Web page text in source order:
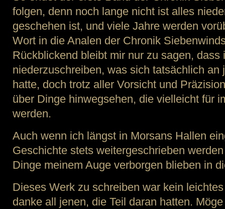
folgen, denn noch lange nicht ist alles
geschehen ist, und viele Jahre werden
Wort in die Analen der Chronik
Rückblickend bleibt mir nur zu sagen,
niederzuschreiben, was sich tatsächlich an
hatte, doch trotz aller Vorsicht und
über Dinge hinwegsehen, die vielleicht für
werden.
Auch wenn ich längst in Morsans Hallen
Geschichte stets weitergeschrieben
Dinge meinem Auge verborgen blieben in
Dieses Werk zu schreiben war kein
danke all jenen, die Teil daran hatten.